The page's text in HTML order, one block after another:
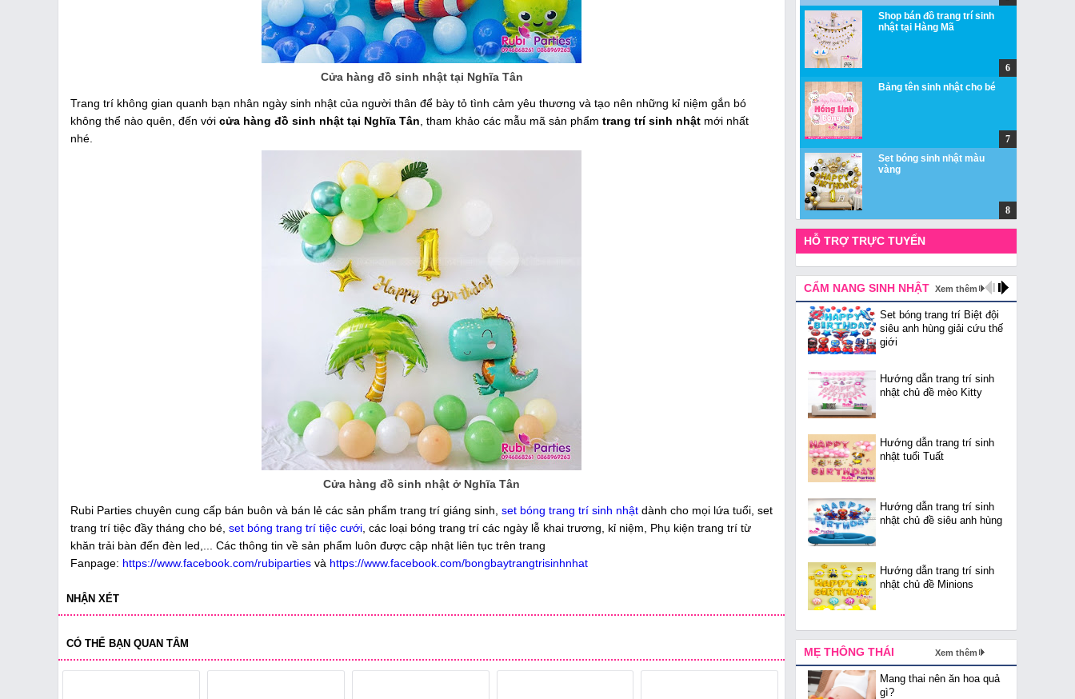
Cửa hàng đồ sinh nhật tại Nghĩa Tân
Trang trí không gian quanh bạn nhân ngày sinh nhật của người thân để bày tỏ tình cảm yêu thương và tạo nên những kỉ niệm gắn bó
không thể nào quên, đến với cửa hàng đồ sinh nhật tại Nghĩa Tân , tham khảo các mẫu mã sản phẩm trang trí sinh nhật mới nhất
nhé.
Cửa hàng đồ sinh nhật ở Nghĩa Tân
Rubi Parties chuyên cung cấp bán buôn và bán lẻ các sản phẩm trang trí giáng sinh, set bóng trang trí sinh nhật dành cho mọi lứa tuổi, set
trang trí tiệc đầy tháng cho bé, set bóng trang trí tiệc cưới , các loại bóng trang trí các ngày lễ khai trương, kỉ niệm, Phụ kiện trang trí từ
khăn trải bàn đến đèn led,... Các thông tin về sản phẩm luôn được cập nhật liên tục trên trang
Fanpage: https://www.facebook.com/rubiparties và https://www.facebook.com/bongbaytrangtrisinhnhat
NHẬN XÉT
CÓ THỂ BẠN QUAN TÂM
Shop bán đồ trang trí sinh
nhật tại Hàng Mã
Bảng tên sinh nhật cho bé
Set bóng sinh nhật màu
vàng
HỖ TRỢ TRỰC TUYẾN
CẨM NANG SINH NHẬT Xem thêm
Set bóng trang trí Biệt đội
siêu anh hùng giải cứu thế
giới
Hướng dẫn trang trí sinh
nhật chủ đề mèo Kitty
Hướng dẫn trang trí sinh
nhật tuổi Tuất
Hướng dẫn trang trí sinh
nhật chủ đề siêu anh hùng
Hướng dẫn trang trí sinh
nhật chủ đề Minions
MẸ THÔNG THÁI Xem thêm
Mang thai nên ăn hoa quả
gì?